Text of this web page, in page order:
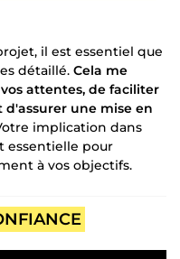
il est essentiel que
détaillé. Cela me
attentes, de faciliter
une mise en
implication dans
essentielle pour
à vos objectifs.